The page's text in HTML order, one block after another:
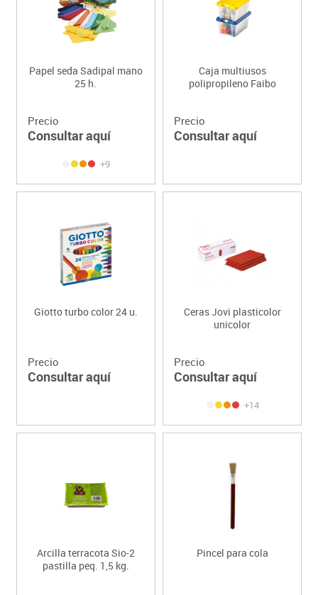
Papel seda Sadipal mano
25 h.
Precio
Consultar aquí
+9
Caja multiusos
polipropileno Faibo
Precio
Consultar aquí
Giotto turbo color 24 u.
Precio
Consultar aquí
Ceras Jovi plasticolor
unicolor
Precio
Consultar aquí
+14
Arcilla terracota Sio-2
pastilla peq. 1,5 kg.
Pincel para cola